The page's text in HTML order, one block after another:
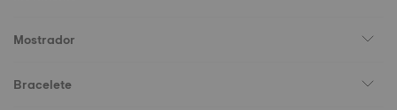
Mostrador
Bracelete